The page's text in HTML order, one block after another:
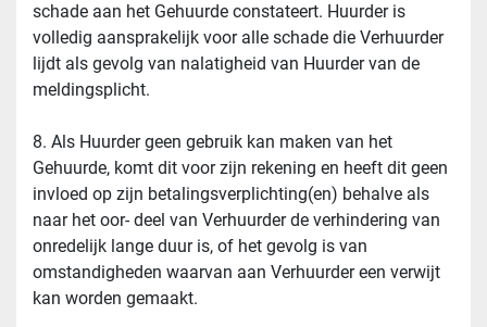
schade aan het Gehuurde constateert. Huurder is
volledig aansprakelijk voor alle schade die Verhuurder
lijdt als gevolg van nalatigheid van Huurder van de
meldingsplicht.
8. Als Huurder geen gebruik kan maken van het
Gehuurde, komt dit voor zijn rekening en heeft dit geen
invloed op zijn betalingsverplichting(en) behalve als
naar het oor- deel van Verhuurder de verhindering van
onredelijk lange duur is, of het gevolg is van
omstandigheden waarvan aan Verhuurder een verwijt
kan worden gemaakt.